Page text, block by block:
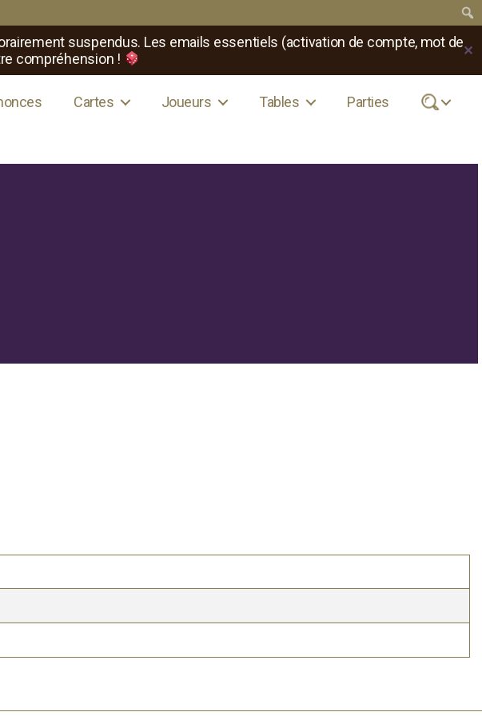
suspendus. Les emails essentiels (activation de compte, mot de
compréhension !
✕
Cartes Joueurs Tables Parties .